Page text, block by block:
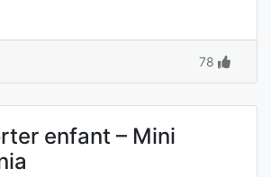
78
enfant – Mini